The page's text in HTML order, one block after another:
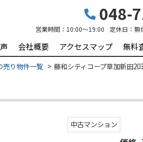
048-
営業時間： 10:00～19:00 定休日： 無
会社概要 アクセスマップ 無料
売り物件一覧 藤和シティコープ草加新田203
中古マンション